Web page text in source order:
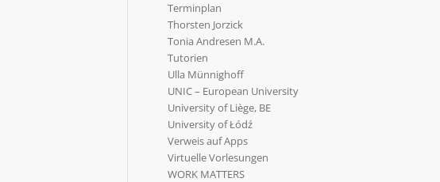
Terminplan
Thorsten Jorzick
Tonia Andresen M.A.
Tutorien
Ulla Münnighoff
UNIC – European University
University of Liège, BE
University of Łódź
Verweis auf Apps
Virtuelle Vorlesungen
WORK MATTERS